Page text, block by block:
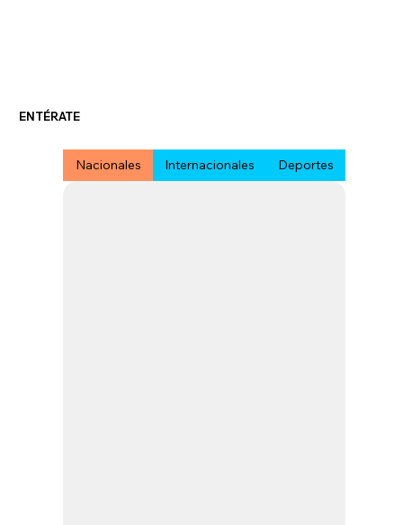
ENTÉRATE
Nacionales Internacionales Deportes